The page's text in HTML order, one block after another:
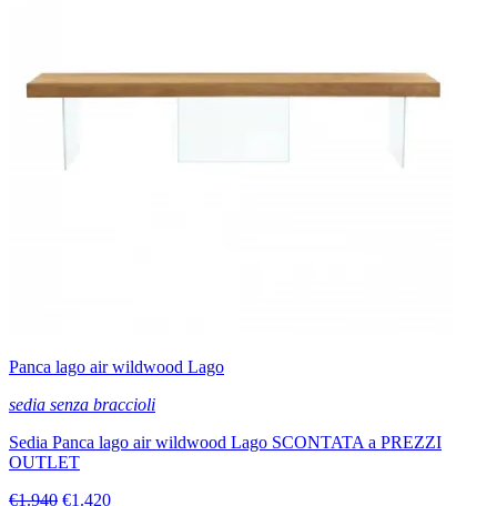
Panca lago air wildwood Lago
sedia senza braccioli
Sedia Panca lago air wildwood Lago SCONTATA a PREZZI
OUTLET
€1.940 €1.420